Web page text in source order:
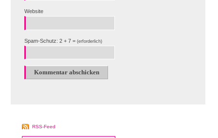
Website
Spam-Schutz: 2 + 7 = (erforderlich)
RSS-Feed